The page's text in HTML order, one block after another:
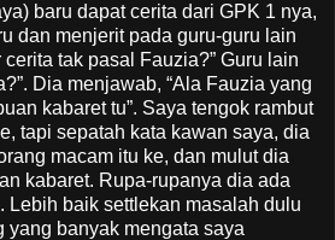
baru dapat cerita dari GPK 1 nya,
dan menjerit pada guru-guru lain
tak pasal Fauzia?” Guru lain
Dia menjawab, “Ala Fauzia yang
kabaret tu”. Saya tengok rambut
tapi sepatah kata kawan saya, dia
macam itu ke, dan mulut dia
kabaret. Rupa-rupanya dia ada
Lebih baik settlekan masalah dulu
yang banyak mengata saya